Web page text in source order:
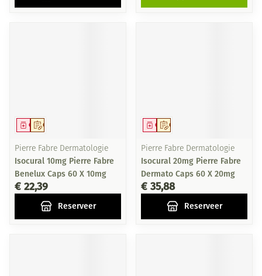
Op voorschrift
Geneesmiddel
Pierre Fabre Dermatologie
Isocural 10mg Pierre Fabre
Benelux Caps 60 X 10mg
€ 22,39
Reserveer
Op voorschrift
Geneesmiddel
Pierre Fabre Dermatologie
Isocural 20mg Pierre Fabre
Dermato Caps 60 X 20mg
€ 35,88
Reserveer